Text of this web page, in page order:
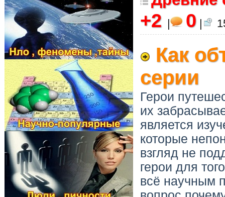
+2 | 0 |
Как
серии
Герои
их
является
которые
взгляд не
герои для
всё научным